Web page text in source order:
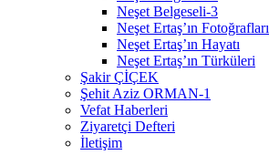
Neşet Belgeseli-3
Neşet Ertaş’ın Fotoğrafları
Neşet Ertaş’ın Hayatı
Neşet Ertaş’ın Türküleri
Şakir ÇİÇEK
Şehit Aziz ORMAN-1
Vefat Haberleri
Ziyaretçi Defteri
İletişim